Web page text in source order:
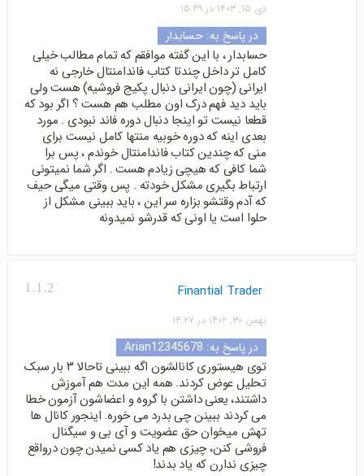
دی ۱۵, ۱۴۰۳ در ۱۵:۴۹
در پاسخ به: حسابدار
حسابدار ، با این گفته موافقم که تمام مطالب خیلی
کامل تر داخل چندتا کتاب فاندامنتال خارجی نه
ایرانی (چون ایرانی دنبال پکیج فروشیه) هست ولی
باید دید فهم درک اون مطلب هم هست ؟ اگر بود که
قطعا نیست تو اینجا دنبال دوره فاند نبودی . مورد
بعدی اینه که دوره خوبیه منتها کامل نیست برای
منی که چندین کتاب فاندامنتال خوندم ، پس برا
شما کافی که هیچی زیادم هست . اگر شما نمیتونی
ارتباط بگیری مشکل خودته . پس وقتی میگی حیف
که آدم وقتشو بزاره سر این ، باید ببینی مشکل از
حلوا است یا اونی که قدرشو نمیدونه
1.1.2 Finantial Trader
بهمن ۳۰, ۱۴۰۲ در ۱۴:۲۷
در پاسخ به: Arian12345678
توی هیستوری کانالشون اگه ببینی تاحالا ۳ بار سبک
تحلیل عوض کردند. همه این مدت هم آموزش
داشتند، یعنی داشتن با گروه و اعضاشون آزمون خطا
می کردند ببینن چی بدرد می خوره. اینجور کانال ها
تهش میخوان حق عضویت و آی بی و سیگنال
فروشی کنن، چیزی هم یاد کسی نمیدن چون درواقع
چیزی ندارن که یاد بدند!